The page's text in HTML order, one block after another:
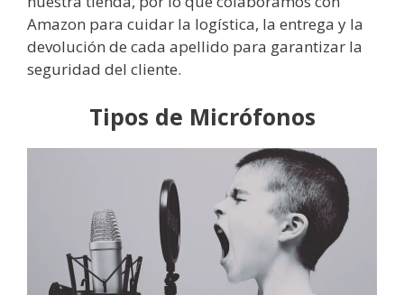
Amazon para cuidar la logística, la entrega y la
devolución de cada apellido para garantizar la
seguridad del cliente.
Tipos de Micrófonos